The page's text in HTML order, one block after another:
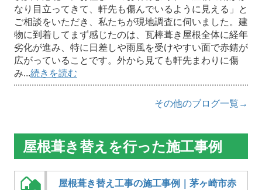
なり目立ってきて、軒先も傷んでいるように見える」と
ご相談をいただき、私たちが現地調査に伺いました。建
物に到着してまず感じたのは、瓦棒葺き屋根全体に経年
劣化が進み、特に日差しや雨風を受けやすい面で赤錆が
広がっていることです。外から見ても軒先まわりに傷
み...続きを読む
その他のブログ一覧→
屋根葺き替えを行った施工事例
屋根葺き替え工事の施工事例｜茅ヶ崎市赤